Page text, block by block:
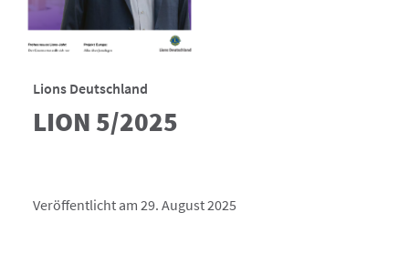
Lions Deutschland
LION 5/2025
Veröffentlicht am 29. August 2025